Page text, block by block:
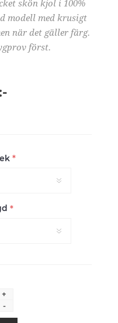
skön kjol i 100%
modell med krusigt
när det gäller färg.
först.
*
*
+
-